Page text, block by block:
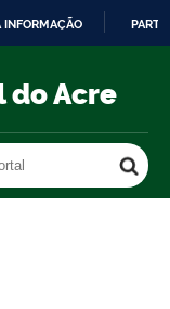
INFORMAÇÃO
do Acre
Buscar no portal